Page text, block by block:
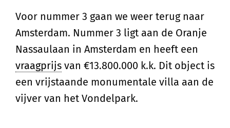
Voor nummer 3 gaan we weer terug naar
Amsterdam. Nummer 3 ligt aan de Oranje
Nassaulaan in Amsterdam en heeft een
vraagprijs van €13.800.000 k.k. Dit object is
een vrijstaande monumentale villa aan de
vijver van het Vondelpark.